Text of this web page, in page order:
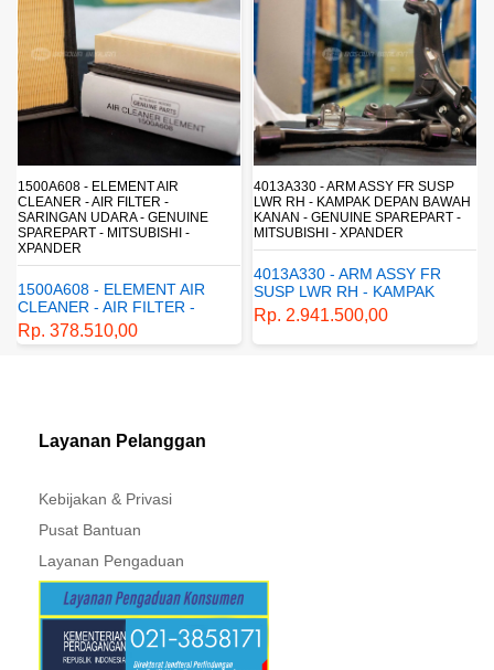
4013A330 - ARM ASSY FR SUSP
LWR RH - KAMPAK DEPAN BAWAH
KANAN - GENUINE SPAREPART -
MITSUBISHI - XPANDER
SUSP LWR RH - KAMPAK
DEPAN BAWAH KANAN -
GENUINE SPAREPART -
MITSUBISHI - XPANDER
Rp. 2.941.500,00
4162A413 - SHOCK ABSORBER RR
SUSP - SUSPENSI BELAKANG -
SHOCKBREAKER BELAKANG -
GENUINE SPAREPART -
MITSUBISHI - XPANDER
4162A413 - SHOCK
ABSORBER RR SUSP -
SUSPENSI BELAKANG -
SHOCKBREAKER BELAKANG
Rp. 1.198.800,00
Layanan Pelanggan
Kebijakan & Privasi
Pusat Bantuan
Layanan Pengaduan